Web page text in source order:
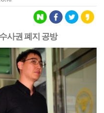
사권 폐지 공방